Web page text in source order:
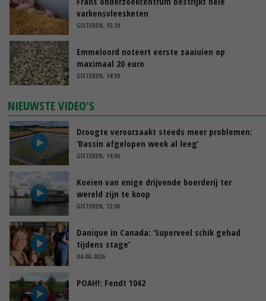
varkensvleesketen
GISTEREN, 15:29
Emmeloord noteert eerste zaaiuien op
maximaal 20 euro
GISTEREN, 14:59
NIEUWSTE VIDEO'S
Droogte veroorzaakt steeds meer problemen:
‘Bassin afgelopen week al leeg’
GISTEREN, 14:06
Koeien van enige drijvende boerderij ter
wereld zijn te koop
GISTEREN, 12:00
Danique in Canada: ‘Superveel schik gehad
tijdens stage’
04-08-2026
POAH!: Fendt 1042